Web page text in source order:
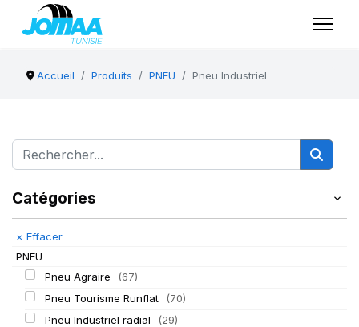
Accueil Produits PNEU Pneu Industriel
Catégories
× Effacer
PNEU
Pneu Agraire
(67)
Pneu Tourisme Runflat
(70)
Pneu Industriel radial
(29)